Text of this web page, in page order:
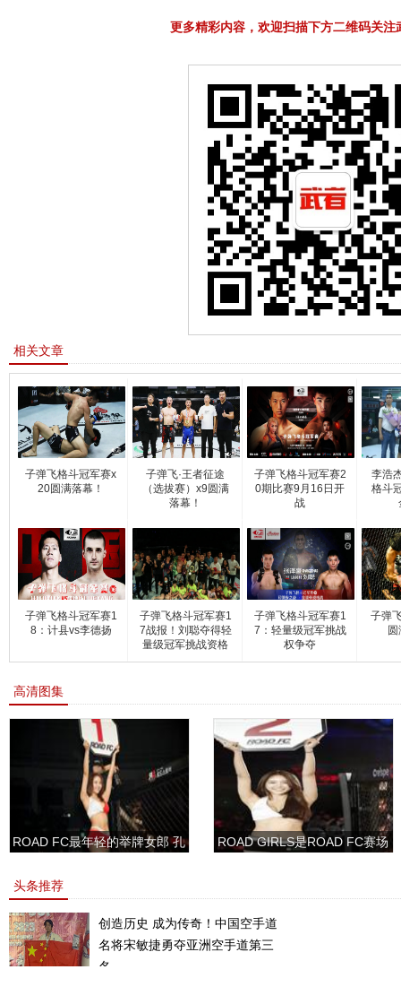
更多精彩内容，欢迎扫描下方二维码关注
相关文章
子弹飞格斗冠军赛x
20圆满落幕！
子弹飞·王者征途
（选拔赛）x9圆满
落幕！
子弹飞格斗冠军赛2
0期比赛9月16日开
战
李浩
格斗
子弹飞格斗冠军赛1
8：计县vs李德扬
子弹飞格斗冠军赛1
7战报！刘聪夺得轻
量级冠军挑战资格
子弹飞格斗冠军赛1
7：轻量级冠军挑战
权争夺
子弹
高清图集
ROAD FC最年轻的举牌女郎 孔
ROAD GIRLS是ROAD FC赛场
头条推荐
创造历史 成为传奇！中国空手道
名将宋敏捷勇夺亚洲空手道第三
名。